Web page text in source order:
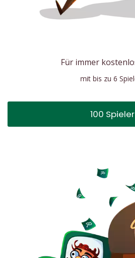
Für immer
mit bis zu 6
100 Spieler